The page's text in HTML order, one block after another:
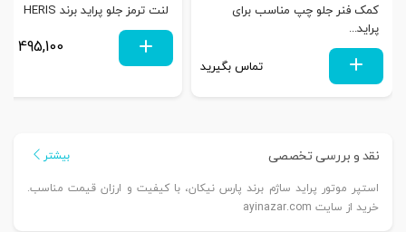
کمک فنر جلو چپ مناسب برای
پراید...
تماس بگیرید
لنت ترمز جلو پراید برند HERIS
495,100
نقد و بررسی تخصصی بیشتر
استپر موتور پراید ساژم برند پارس نیکان، با کیفیت و ارزان قیمت مناسب.
خرید از سایت ayinazar.com